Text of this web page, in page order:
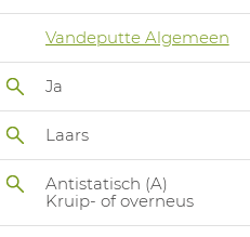
Vandeputte Algemeen
Ja
Laars
Antistatisch (A)
Kruip- of overneus